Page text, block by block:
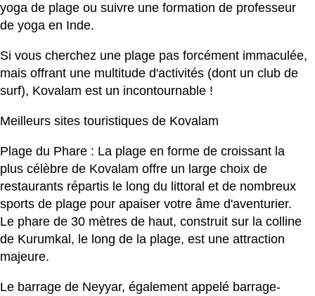
yoga de plage ou suivre une formation de professeur
de yoga en Inde.
Si vous cherchez une plage pas forcément immaculée,
mais offrant une multitude d'activités (dont un club de
surf), Kovalam est un incontournable !
Meilleurs sites touristiques de Kovalam
Plage du Phare : La plage en forme de croissant la
plus célèbre de Kovalam offre un large choix de
restaurants répartis le long du littoral et de nombreux
sports de plage pour apaiser votre âme d'aventurier.
Le phare de 30 mètres de haut, construit sur la colline
de Kurumkal, le long de la plage, est une attraction
majeure.
Le barrage de Neyyar, également appelé barrage-